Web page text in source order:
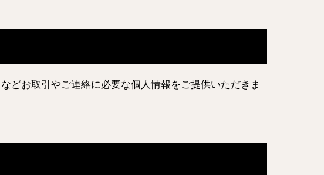
どお取引やご連絡に必要な個人情報をご提供いただきま